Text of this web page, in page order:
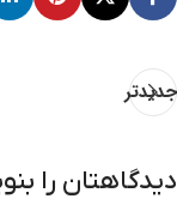
جدیدتر
دیدگاهتان را